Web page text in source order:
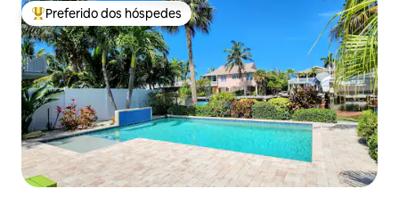
Entre os melhores preferidos dos hóspedes
Preferido dos hóspedes